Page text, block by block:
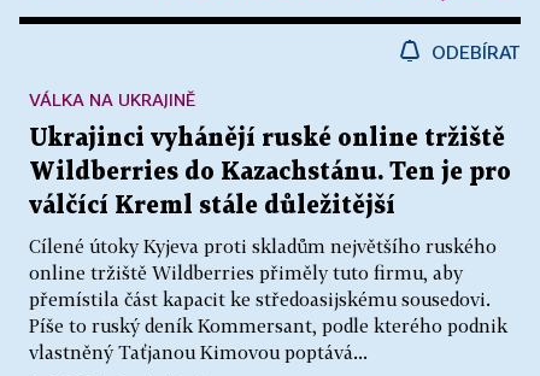
ODEBÍRAT
Ukrajinci vyhánějí ruské online tržiště
Wildberries do Kazachstánu. Ten je pro
válčící Kreml stále důležitější
Cílené útoky Kyjeva proti skladům největšího ruského
online tržiště Wildberries přiměly tuto firmu, aby
přemístila část kapacit ke středoasijskému sousedovi.
Píše to ruský deník Kommersant, podle kterého podnik
vlastněný Taťjanou Kimovou poptává...
VÁLKA NA UKRAJINĚ